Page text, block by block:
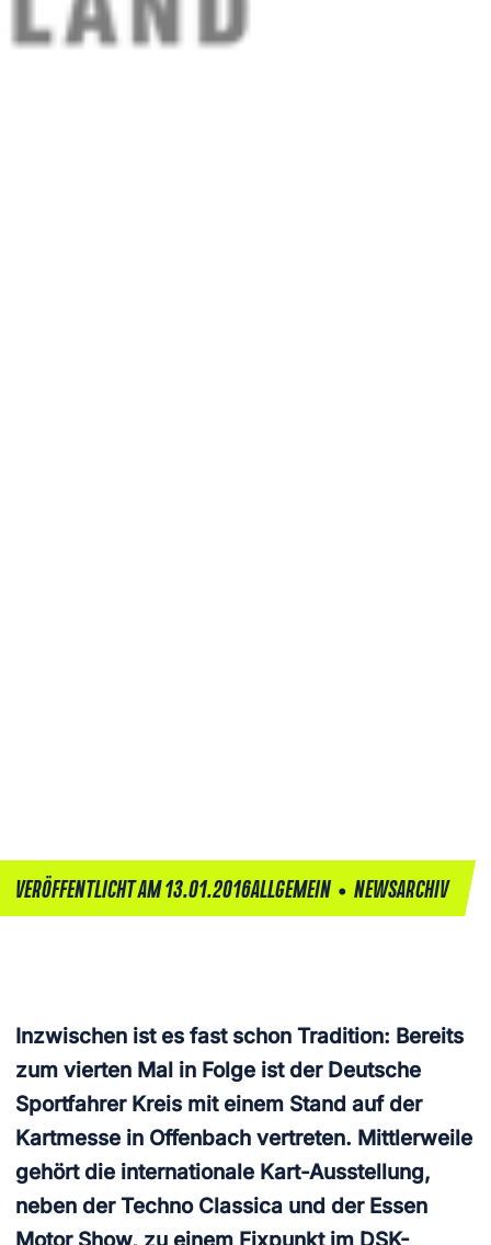
VERÖFFENTLICHT AM 13.01.2016ALLGEMEIN •NEWSARCHIV
Inzwischen ist es fast schon Tradition: Bereits
zum vierten Mal in Folge ist der Deutsche
Sportfahrer Kreis mit einem Stand auf der
Kartmesse in Offenbach vertreten. Mittlerweile
gehört die internationale Kart-Ausstellung,
neben der Techno Classica und der Essen